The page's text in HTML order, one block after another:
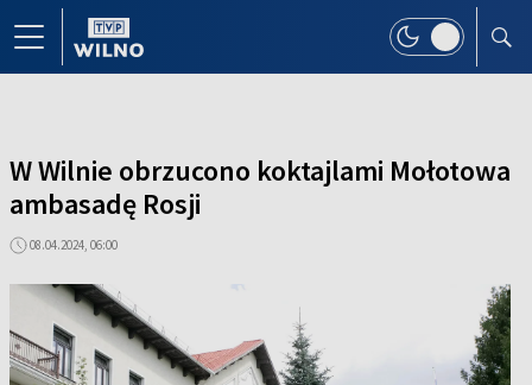
W Wilnie obrzucono koktajlami Mołotowa
ambasadę Rosji
08.04.2024, 06:00